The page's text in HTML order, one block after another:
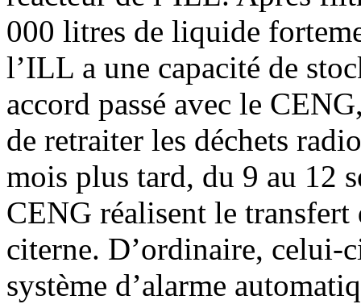
000 litres de liquide
l’ILL a une capacité de
accord passé avec le
de retraiter les déchets
mois plus tard, du 9 au 12
CENG réalisent le transfert
citerne. D’ordinaire, celui-
système d’alarme